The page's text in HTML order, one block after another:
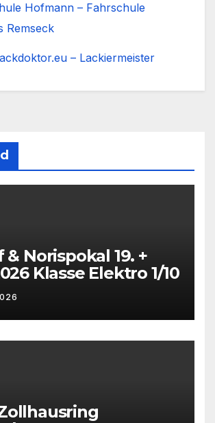
Hofmann – Fahrschule
Remseck
– Lackiermeister
& Norispokal 19. +
Klasse Elektro 1/10